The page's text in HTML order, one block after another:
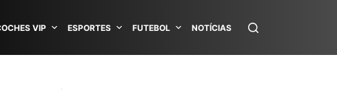
VIP ESPORTES FUTEBOL NOTÍCIAS